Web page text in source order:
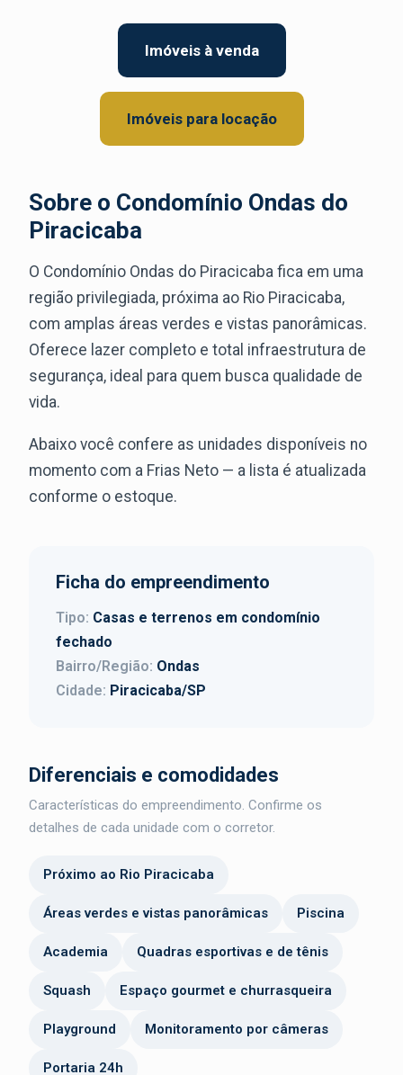
Imóveis à venda
Imóveis para locação
Sobre o Condomínio Ondas do
Piracicaba
O Condomínio Ondas do Piracicaba fica em uma
região privilegiada, próxima ao Rio Piracicaba,
com amplas áreas verdes e vistas panorâmicas.
Oferece lazer completo e total infraestrutura de
segurança, ideal para quem busca qualidade de
vida.
Abaixo você confere as unidades disponíveis no
momento com a Frias Neto — a lista é atualizada
conforme o estoque.
Ficha do empreendimento
Tipo: Casas e terrenos em condomínio
fechado
Bairro/Região: Ondas
Cidade: Piracicaba/SP
Diferenciais e comodidades
Características do empreendimento. Confirme os
detalhes de cada unidade com o corretor.
Próximo ao Rio Piracicaba
Áreas verdes e vistas panorâmicas Piscina
Academia Quadras esportivas e de tênis
Squash Espaço gourmet e churrasqueira
Playground Monitoramento por câmeras
Portaria 24h